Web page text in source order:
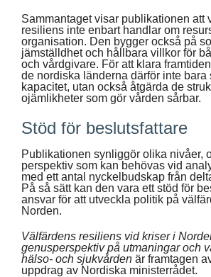
Sammantaget visar publikationen att
resiliens inte enbart handlar om
organisation. Den bygger också på
jämställdhet och hållbara villkor för
och vårdgivare. För att klara
de nordiska länderna därför inte bara
kapacitet, utan också åtgärda de
ojämlikheter som gör vården sårbar.
Stöd för beslutsfattare
Publikationen synliggör olika nivåer,
perspektiv som kan behövas vid
med ett antal nyckelbudskap från
På så sätt kan den vara ett stöd för
ansvar för att utveckla politik på
Norden.
Välfärdens resiliens vid kriser i
genusperspektiv på utmaningar och
hälso- och sjukvården är framtagen
uppdrag av Nordiska ministerrådet.